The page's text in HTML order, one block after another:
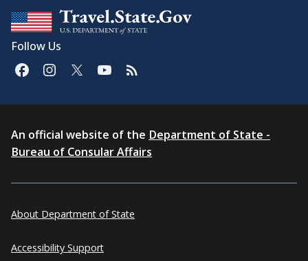
Follow Us
An official website of the Department of State -
Bureau of Consular Affairs
About Department of State
Accessibility Support